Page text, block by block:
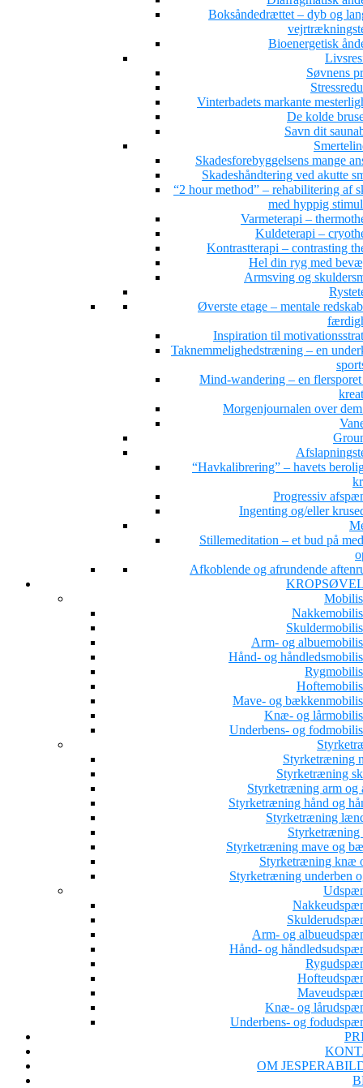
Boksåndedrættet – dyb og
Bioenergetisk
Søvnens
Vinterbadets markante
De kolde
Savn dit
Skadesforebyggelsens mange
Skadeshåndtering ved akutte
“2 hour method” – rehabilitering af
med hyppig
Varmeterapi –
Kuldeterapi –
Kontrastterapi – contrasting
Hel din ryg med
Armsving og
Øverste etage – mentale
Inspiration til
Taknemmelighedstræning – en
Mind-wandering – en
Morgenjournalen over
“Havkalibrering” – havets
Progressiv
Ingenting og/eller
Stillemeditation – et bud på
Afkoblende og afrundende
Arm- og
Hånd- og
Mave- og
Knæ- og
Underbens- og
Styrketræning
Styrketræning
Styrketræning arm og
Styrketræning hånd og
Styrketræning
Styrketræning
Styrketræning mave og
Styrketræning knæ
Styrketræning underben
Arm- og
Hånd- og
Knæ- og
Underbens- og
OM